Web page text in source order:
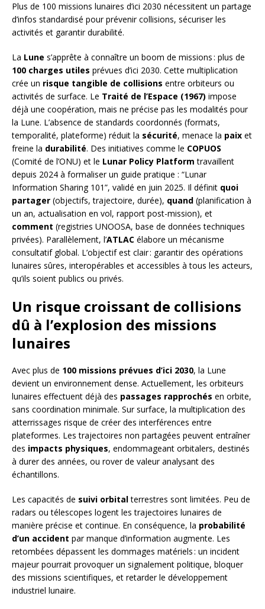
Plus de 100 missions lunaires d’ici 2030 nécessitent un partage
d’infos standardisé pour prévenir collisions, sécuriser les
activités et garantir durabilité.
La Lune s’apprête à connaître un boom de missions : plus de
100 charges utiles prévues d’ici 2030. Cette multiplication
crée un risque tangible de collisions entre orbiteurs ou
activités de surface. Le Traité de l’Espace (1967) impose
déjà une coopération, mais ne précise pas les modalités pour
la Lune. L’absence de standards coordonnés (formats,
temporalité, plateforme) réduit la sécurité, menace la paix et
freine la durabilité. Des initiatives comme le COPUOS
(Comité de l’ONU) et le Lunar Policy Platform travaillent
depuis 2024 à formaliser un guide pratique : “Lunar
Information Sharing 101”, validé en juin 2025. Il définit quoi
partager (objectifs, trajectoire, durée), quand (planification à
un an, actualisation en vol, rapport post-mission), et
comment (registries UNOOSA, base de données techniques
privées). Parallèlement, l’ATLAC élabore un mécanisme
consultatif global. L’objectif est clair : garantir des opérations
lunaires sûres, interopérables et accessibles à tous les acteurs,
qu’ils soient publics ou privés.
Un risque croissant de collisions
dû à l’explosion des missions
lunaires
Avec plus de 100 missions prévues d’ici 2030, la Lune
devient un environnement dense. Actuellement, les orbiteurs
lunaires effectuent déjà des passages rapprochés en orbite,
sans coordination minimale. Sur surface, la multiplication des
atterrissages risque de créer des interférences entre
plateformes. Les trajectoires non partagées peuvent entraîner
des impacts physiques, endommageant orbitalers, destinés
à durer des années, ou rover de valeur analysant des
échantillons.
Les capacités de suivi orbitalterrestres sont limitées. Peu de
radars ou télescopes logent les trajectoires lunaires de
manière précise et continue. En conséquence, la probabilité
d’un accident par manque d’information augmente. Les
retombées dépassent les dommages matériels : un incident
majeur pourrait provoquer un signalement politique, bloquer
des missions scientifiques, et retarder le développement
industriel lunaire.